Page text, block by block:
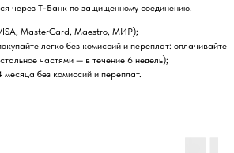
через Т-Банк по защищенному соединению.
MasterCard, Maestro, МИР);
легко без комиссий и переплат: оплачивайте
частями — в течение 6 недель);
без комиссий и переплат.